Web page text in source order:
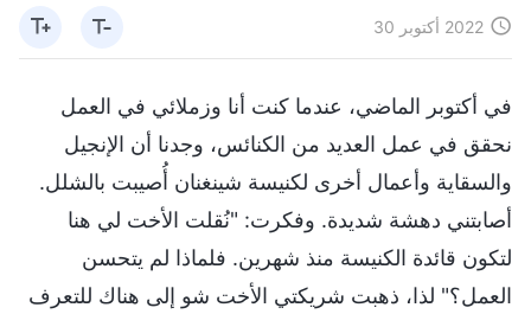
2022 أكتوبر 30
في أكتوبر الماضي، عندما كنت أنا وزملائي في العمل
نحقق في عمل العديد من الكنائس، وجدنا أن الإنجيل
والسقاية وأعمال أخرى لكنيسة شينغنان أُصيبت بالشلل.
أصابتني دهشة شديدة. وفكرت: "نُقلت الأخت لي هنا
لتكون قائدة الكنيسة منذ شهرين. فلماذا لم يتحسن
العمل؟" لذا، ذهبت شريكتي الأخت شو إلى هناك للتعرف